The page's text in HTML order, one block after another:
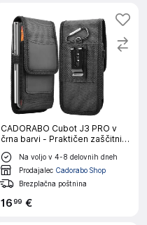
CADORABO Cubot J3 PRO v
črna barvi - Praktičen zaščitni
ovitek s karabinom Ovitek
ovitka z držalom za pisalo
Na voljo v 4-8 delovnih dneh
Prodajalec Cadorabo Shop
Brezplačna poštnina
1699 €